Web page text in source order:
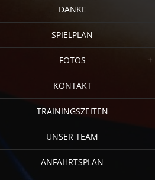
DANKE
SPIELPLAN
FOTOS
KONTAKT
TRAININGSZEITEN
UNSER TEAM
ANFAHRTSPLAN